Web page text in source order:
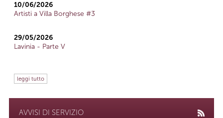
10/06/2026
Artisti a Villa Borghese #3
29/05/2026
Lavinia - Parte V
leggi tutto
AVVISI DI SERVIZIO